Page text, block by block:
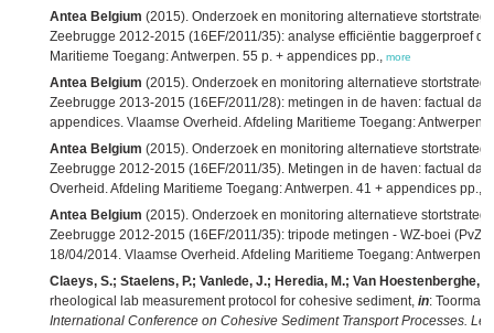
Antea Belgium (2015). Onderzoek en monitoring alternatieve
Zeebrugge 2012-2015 (16EF/2011/35): analyse efficiëntie baggerproef
Maritieme Toegang: Antwerpen. 55 p. + appendices pp., more
Antea Belgium (2015). Onderzoek en monitoring alternatieve
Zeebrugge 2013-2015 (16EF/2011/28): metingen in de haven: factual
appendices. Vlaamse Overheid. Afdeling Maritieme Toegang: Antwerpen.
Antea Belgium (2015). Onderzoek en monitoring alternatieve
Zeebrugge 2012-2015 (16EF/2011/35). Metingen in de haven: factual
Overheid. Afdeling Maritieme Toegang: Antwerpen. 41 + appendices pp.,
Antea Belgium (2015). Onderzoek en monitoring alternatieve
Zeebrugge 2012-2015 (16EF/2011/35): tripode metingen - WZ-boei
18/04/2014. Vlaamse Overheid. Afdeling Maritieme Toegang: Antwerpen.
Claeys, S.; Staelens, P.; Vanlede, J.; Heredia, M.; Van Hoestenberghe,
rheological lab measurement protocol for cohesive sediment, in:
International Conference on Cohesive Sediment Transport Processes.